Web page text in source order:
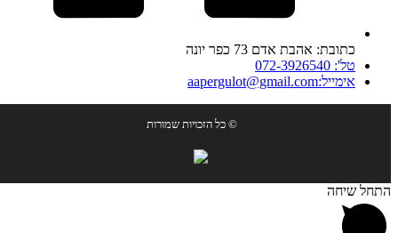
כתובת: אהבת אדם 73 כפר יונה
טל': 072-3926540
אימייל:aapergulot@gmail.com
© כל הזכויות שמורות
התחל שיחה